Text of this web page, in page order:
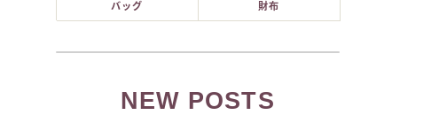
バッグ 財布
NEW POSTS